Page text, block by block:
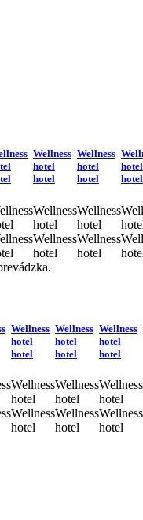
Wellness
hotel
hotel
Wellness
hotel
Wellness
hotel
Wellness
hotel
hotel
Wellness
hotel
Wellness
hotel
hotel
hotel
Wellness
hotel
hotel
Wellness
hotel
Wellness
hotel
Wellness
hotel
hotel
Wellness
hotel
Wellness
hotel
Wellness
hotel
hotel
Wellness
hotel
Wellness
hotel